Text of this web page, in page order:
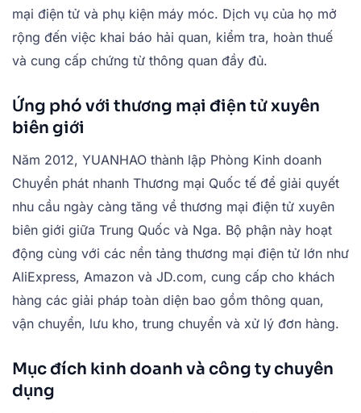
mại điện tử và phụ kiện máy móc. Dịch vụ của họ mở
rộng đến việc khai báo hải quan, kiểm tra, hoàn thuế
và cung cấp chứng từ thông quan đầy đủ.
Ứng phó với thương mại điện tử xuyên
biên giới
Năm 2012, YUANHAO thành lập Phòng Kinh doanh
Chuyển phát nhanh Thương mại Quốc tế để giải quyết
nhu cầu ngày càng tăng về thương mại điện tử xuyên
biên giới giữa Trung Quốc và Nga. Bộ phận này hoạt
động cùng với các nền tảng thương mại điện tử lớn như
AliExpress, Amazon và JD.com, cung cấp cho khách
hàng các giải pháp toàn diện bao gồm thông quan,
vận chuyển, lưu kho, trung chuyển và xử lý đơn hàng.
Mục đích kinh doanh và công ty chuyên
dụng